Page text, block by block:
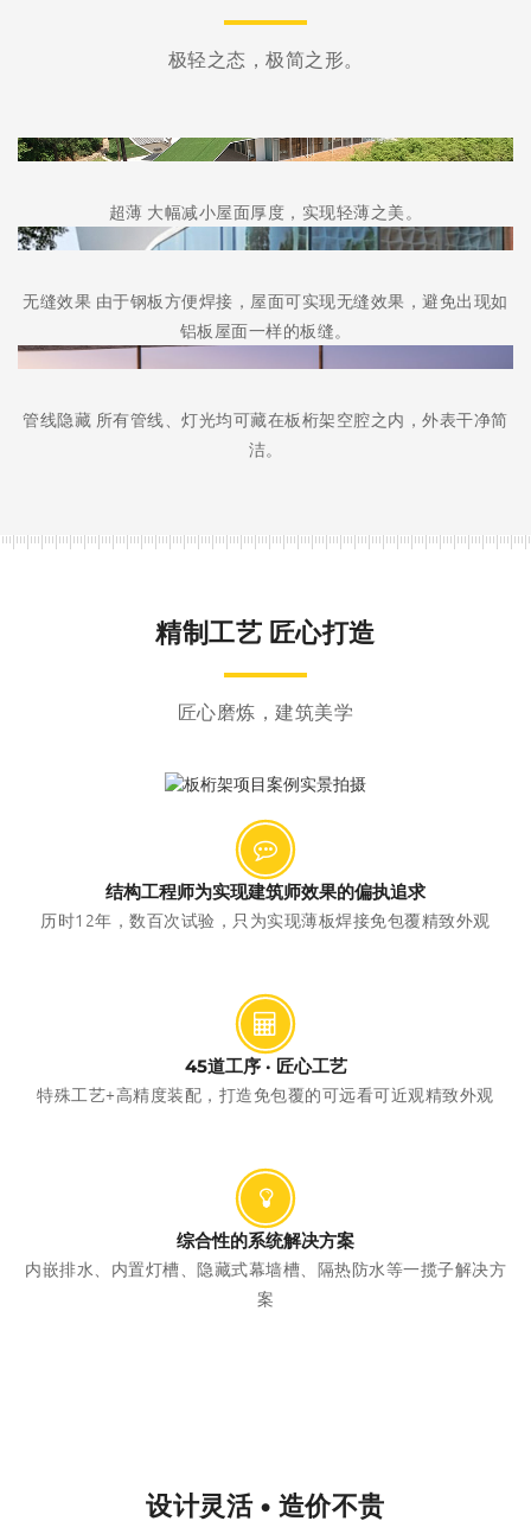
极轻之态，极简之形。
采用专利板桁架技术，厚度50mm超薄效果
超薄 大幅减小屋面厚度，实现轻薄之美。
日播文化活动中心
采用创新专利技术：板桁架
无缝效果 由于钢板方便焊接，屋面可实现无缝效果，避免出现如
铝板屋面一样的板缝。
现代风格建筑的结构实现：轻与薄
更轻、更薄
管线隐藏 所有管线、灯光均可藏在板桁架空腔之内，外表干净简
洁。
精制工艺 匠心打造
匠心磨炼，建筑美学
结构工程师为实现建筑师效果的偏执追求
历时12年，数百次试验，只为实现薄板焊接免包覆精致外观
45道工序 · 匠心工艺
特殊工艺+高精度装配，打造免包覆的可远看可近观精致外观
综合性的系统解决方案
内嵌排水、内置灯槽、隐藏式幕墙槽、隔热防水等一揽子解决方
案
设计灵活 • 造价不贵